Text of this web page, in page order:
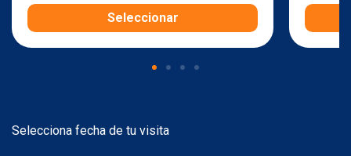
Seleccionar
Selecciona fecha de tu visita